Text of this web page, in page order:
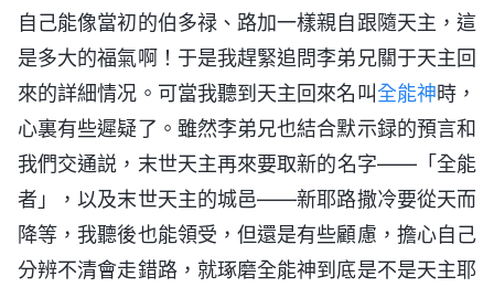
自己能像當初的伯多禄、路加一樣親自跟隨天主，這
是多大的福氣啊！于是我趕緊追問李弟兄關于天主回
來的詳細情况。可當我聽到天主回來名叫全能神時，
心裏有些遲疑了。雖然李弟兄也結合默示録的預言和
我們交通説，末世天主再來要取新的名字——「全能
者」，以及末世天主的城邑——新耶路撒冷要從天而
降等，我聽後也能領受，但還是有些顧慮，擔心自己
分辨不清會走錯路，就琢磨全能神到底是不是天主耶